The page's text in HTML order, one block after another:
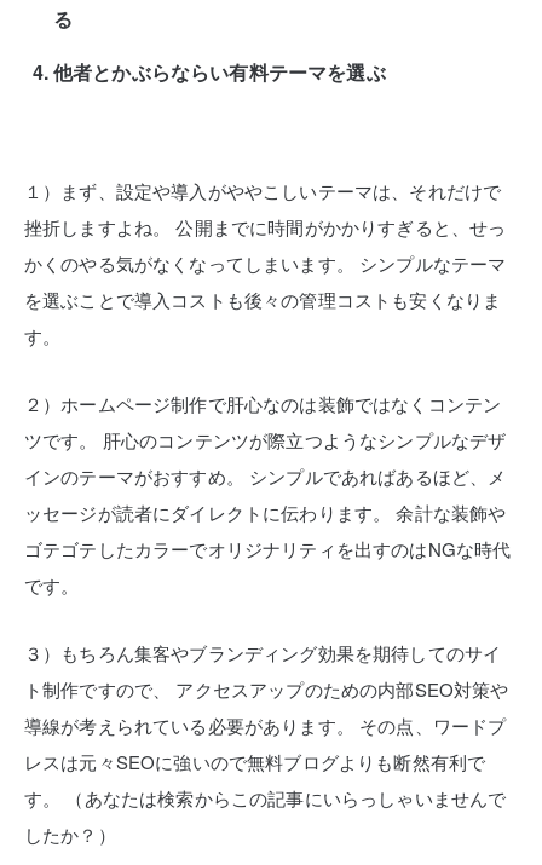
る
他者とかぶらならい有料テーマを選ぶ
１）まず、設定や導入がややこしいテーマは、それだけで
挫折しますよね。
公開までに時間がかかりすぎると、せっ
かくのやる気がなくなってしまいます。
シンプルなテーマ
を選ぶことで導入コストも後々の管理コストも安くなりま
す。
２）ホームページ制作で肝心なのは装飾ではなくコンテン
ツです。
肝心のコンテンツが際立つようなシンプルなデザ
インのテーマがおすすめ。
シンプルであればあるほど、メ
ッセージが読者にダイレクトに伝わります。
余計な装飾や
ゴテゴテしたカラーでオリジナリティを出すのはNGな時代
です。
３）もちろん集客やブランディング効果を期待してのサイ
ト制作ですので、
アクセスアップのための内部SEO対策や
導線が考えられている必要があります。
その点、ワードプ
レスは元々SEOに強いので無料ブログよりも断然有利で
す。
（あなたは検索からこの記事にいらっしゃいませんで
したか？）